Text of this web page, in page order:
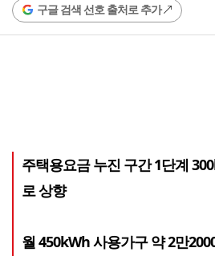
구글 검색 선호 출처로 추가
주택용요금 누진 구간 1단계
로 상향
월 450kWh 사용가구 약 2만